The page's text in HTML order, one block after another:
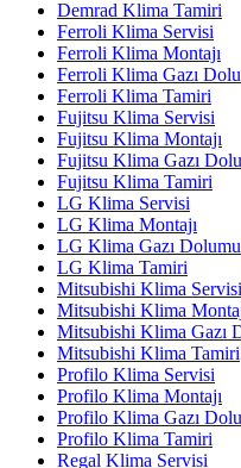
Demrad Klima Tamiri
Ferroli Klima Servisi
Ferroli Klima Montajı
Ferroli Klima Gazı
Ferroli Klima Tamiri
Fujitsu Klima Servisi
Fujitsu Klima Montajı
Fujitsu Klima Gazı
Fujitsu Klima Tamiri
LG Klima Servisi
LG Klima Montajı
LG Klima Gazı Dolumu
LG Klima Tamiri
Mitsubishi Klima Servisi
Mitsubishi Klima
Mitsubishi Klima Gazı
Mitsubishi Klima Tamiri
Profilo Klima Servisi
Profilo Klima Montajı
Profilo Klima Gazı
Profilo Klima Tamiri
Regal Klima Servisi